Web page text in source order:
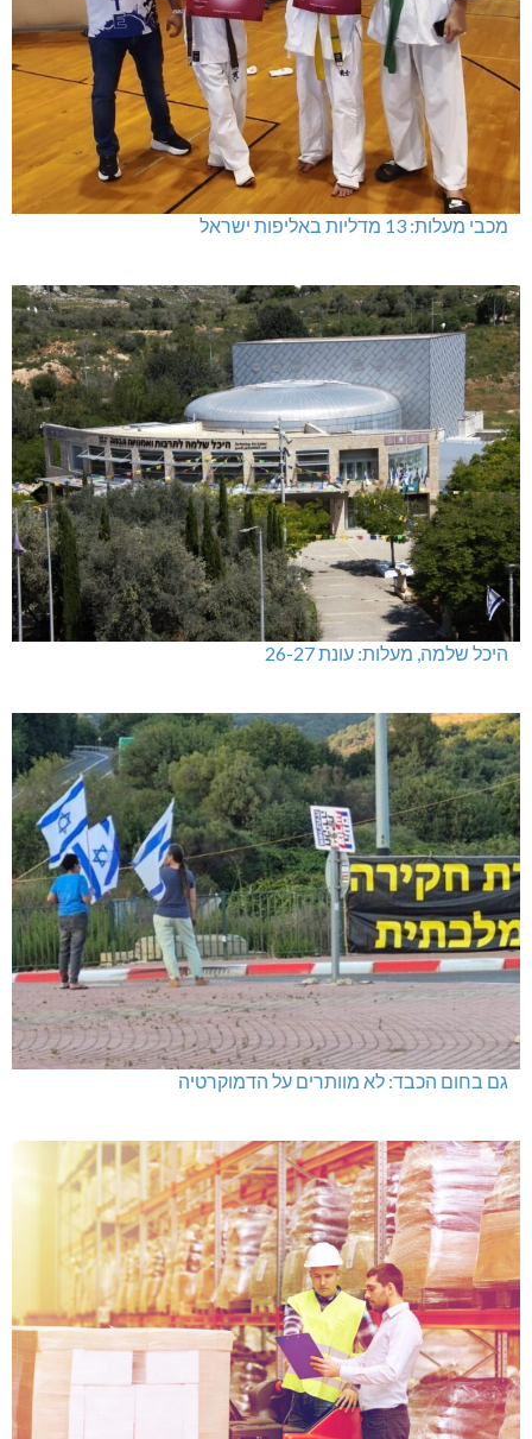
מכבי מעלות: 13 מדליות באליפות ישראל
היכל שלמה, מעלות: עונת 26-27
גם בחום הכבד: לא מוותרים על הדמוקרטיה